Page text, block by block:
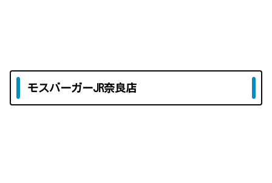
モスバーガーJR奈良店